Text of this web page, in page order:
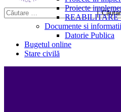
Proiecte
REABILITARE
Documente si
Datorie Publica
Bugetul online
Stare civilă